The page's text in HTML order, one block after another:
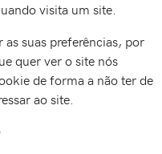
visita um site.
as suas preferências, por
quer ver o site nós
de forma a não ter de
ao site.